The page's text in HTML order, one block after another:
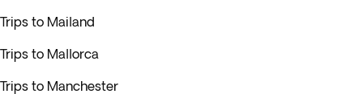
Trips to Mailand
Trips to Mallorca
Trips to Manchester